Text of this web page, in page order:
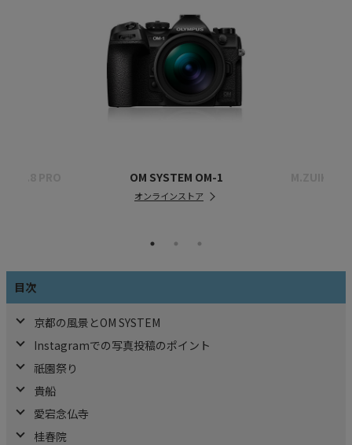
OM SYSTEM OM-1
オンラインストア
目次
京都の風景とOM SYSTEM
Instagramでの写真投稿のポイント
祇園祭り
貴船
愛宕念仏寺
桂春院